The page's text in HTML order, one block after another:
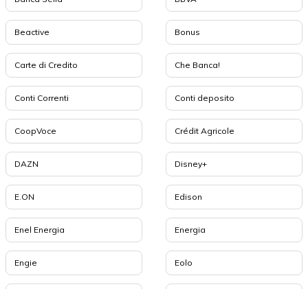
Beactive Bonus
Carte di Credito Che Banca!
Conti Correnti Conti deposito
CoopVoce Crédit Agricole
DAZN Disney+
E.ON Edison
Enel Energia Energia
Engie Eolo